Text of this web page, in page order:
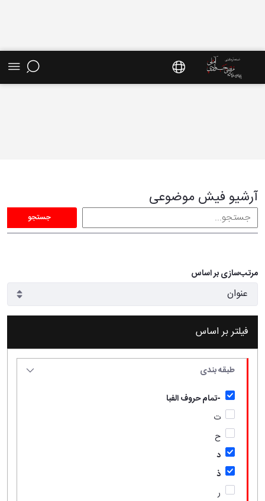
آرشیو فیش موضوعی
جستجو
مرتب‌سازی بر اساس
فیلتر بر اساس
طبقه بندی
-تمام حروف الفبا
ت
ح
د
ذ
ر